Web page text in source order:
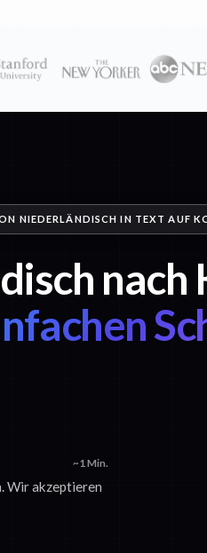
NIEDERLÄNDISCH IN TEXT AUF
nach
~1 Min.
Wir akzeptieren